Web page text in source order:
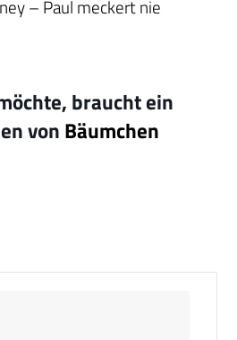
– Paul meckert nie
braucht ein
von Bäumchen